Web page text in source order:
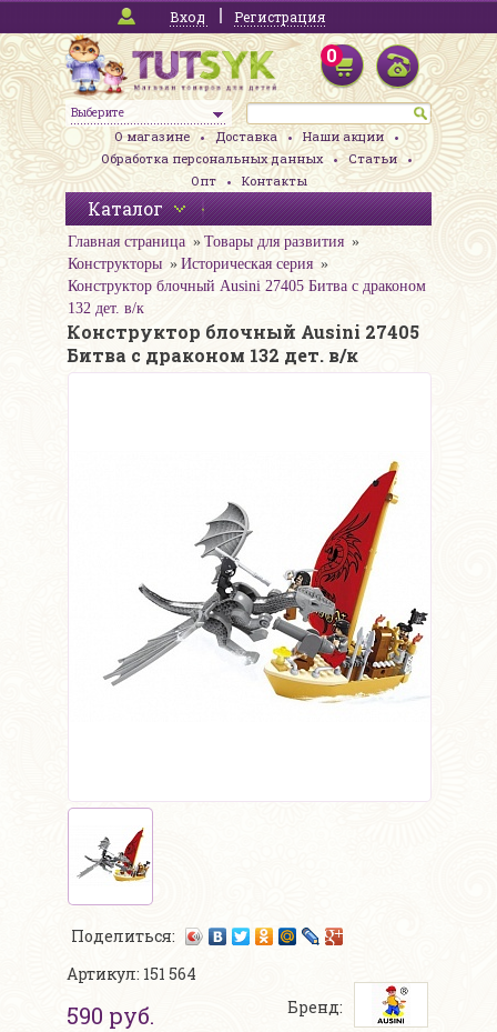
Вход Регистрация
Выберите
0
О магазине Доставка
Наши акции
Обработка персональных данных
Статьи
Опт
Контакты
Каталог
Главная страница
Товары для развития
Конструкторы
Историческая серия
Конструктор блочный Ausini 27405 Битва с драконом
132 дет. в/к
Конструктор блочный Ausini 27405
Битва с драконом 132 дет. в/к
Поделиться:
Артикул: 151 564
590 руб. Бренд: